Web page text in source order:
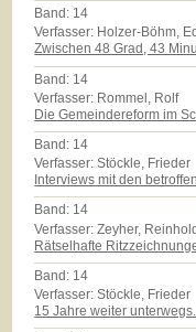
Band: 14
Verfasser: Holzer-Böhm,
Zwischen 48 Grad, 43
Band: 14
Verfasser: Rommel, Rolf
Die Gemeindereform im
Band: 14
Verfasser: Stöckle, Frieder
Interviews mit den
Band: 14
Verfasser: Zeyher,
Rätselhafte
Band: 14
Verfasser: Stöckle, Frieder
15 Jahre weiter